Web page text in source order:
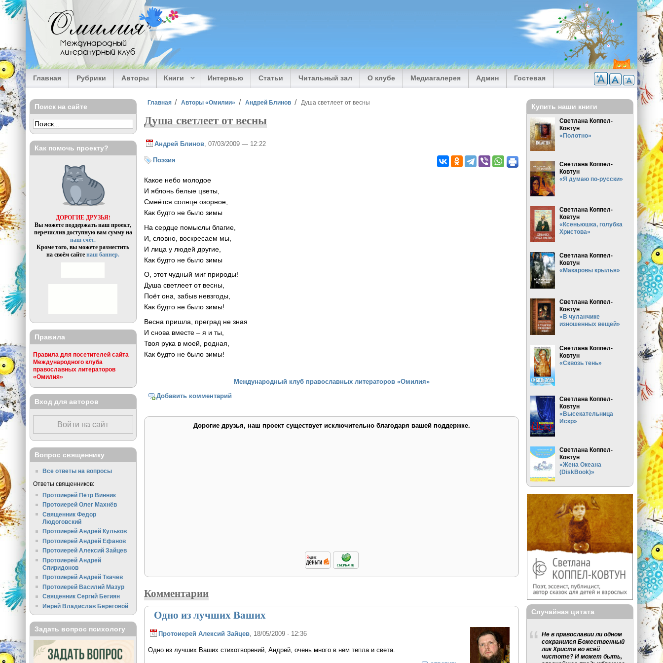
Перейти к основному содержанию
Омилия
Международный
литературный клуб
Главная Рубрики Авторы Книги Интервью Статьи Читальный зал О клубе Медиагалерея Админ Гостевая
Вы здесь
Главная Авторы «Омилии» Андрей Блинов Душа светлеет от весны
Душа светлеет от весны
Андрей Блинов , 07/03/2009 — 12:22
Поэзия
Какое небо молодое
И яблонь белые цветы,
Смеётся солнце озорное,
Как будто не было зимы
На сердце помыслы благие,
И, словно, воскресаем мы,
И лица у людей другие,
Как будто не было зимы
О, этот чудный миг природы!
Душа светлеет от весны,
Поёт она, забыв невзгоды,
Как будто не было зимы!
Весна пришла, преград не зная
И снова вместе – я и ты,
Твоя рука в моей, родная,
Как будто не было зимы!
Международный клуб православных литераторов «Омилия»
Добавить комментарий
Дорогие друзья, наш проект существует исключительно благодаря вашей поддержке.
Комментарии
Одно из лучших Ваших
Протоиерей Алексий Зайцев, 18/05/2009 - 12:36
Одно из лучших Ваших стихотворений, Андрей, очень много в нем тепла и света.
Поиск на сайте
Как помочь проекту?
ДОРОГИЕ ДРУЗЬЯ!
Вы можете поддержать наш проект,
перечислив доступную вам сумму на
наш счёт.
Кроме того, вы можете разместить
на своём сайтенаш баннер.
Правила
Правила для посетителей сайта
Международного клуба
православных литераторов
«Омилия»
Вход для авторов
Войти на сайт
Вопрос священнику
Все ответы на вопросы
Ответы священников:
Протоиерей Пётр Винник
Протоиерей Олег Махнёв
Священник Федор
Людоговский
Протоиерей Андрей Кульков
Протоиерей Андрей Ефанов
Протоиерей Алексий Зайцев
Протоиерей Андрей
Спиридонов
Протоиерей Андрей Ткачёв
Протоиерей Василий Мазур
Священник Сергий Бегиян
Иерей Владислав Береговой
Задать вопрос психологу
Купить наши книги
Светлана Коппел-
Ковтун
«Полотно»
Светлана Коппел-
Ковтун
«Я думаю по-русски»
Светлана Коппел-
Ковтун
«Ксеньюшка, голубка
Христова»
Светлана Коппел-
Ковтун
«Макаровы крылья»
Светлана Коппел-
Ковтун
«В чуланчике
изношенных вещей»
Светлана Коппел-
Ковтун
«Сквозь тень»
Светлана Коппел-
Ковтун
«Высекательница
Искр»
Светлана Коппел-
Ковтун
«Жена Океана
(DiskBook)»
Случайная цитата
Не в православии ли одном
сохранился Божественный
лик Христа во всей
чистоте? И может быть,